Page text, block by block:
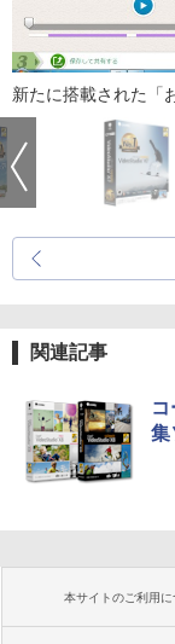
新たに搭載された「
関連記事
集
本サイトのご利用に